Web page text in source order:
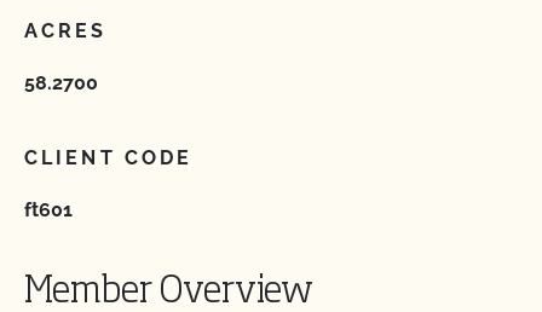
ACRES
58.2700
CLIENT CODE
ft601
Member Overview